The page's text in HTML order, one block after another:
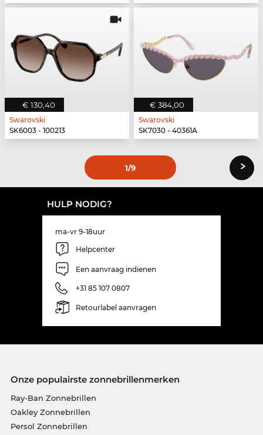
€ 130,40
Swarovski
SK6003 - 100213
€ 384,00
Swarovski
SK7030 - 40361A
1/9 ›
HULP NODIG?
ma-vr 9-18uur
Helpcenter
Een aanvraag indienen
+31 85 107 0807
Retourlabel aanvragen
Onze populairste zonnebrillenmerken
Ray-Ban Zonnebrillen
Oakley Zonnebrillen
Persol Zonnebrillen